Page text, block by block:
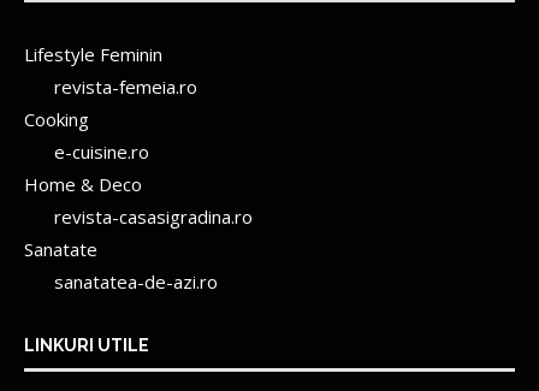
Lifestyle Feminin
revista-femeia.ro
Cooking
e-cuisine.ro
Home & Deco
revista-casasigradina.ro
Sanatate
sanatatea-de-azi.ro
LINKURI UTILE